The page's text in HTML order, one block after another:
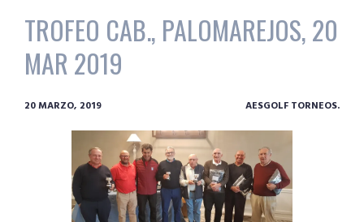
TROFEO CAB., PALOMAREJOS, 20
MAR 2019
20 MARZO, 2019 AESGOLF TORNEOS.